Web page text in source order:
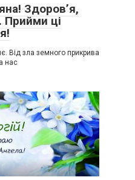
Здоров’я,
Прийми ці
Від зла земного прикрива
нас